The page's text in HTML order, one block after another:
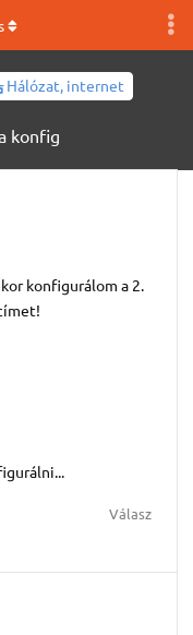
Hálózat, internet
konfig
konfigurálom a 2.
Válasz